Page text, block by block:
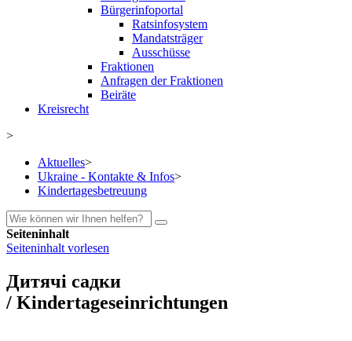
Bürgerinfoportal
Ratsinfosystem
Mandatsträger
Ausschüsse
Fraktionen
Anfragen der Fraktionen
Beiräte
Kreisrecht
>
Aktuelles>
Ukraine - Kontakte & Infos>
Kindertagesbetreuung
Seiteninhalt
Seiteninhalt vorlesen
Дитячі садки
/ Kindertageseinrichtungen